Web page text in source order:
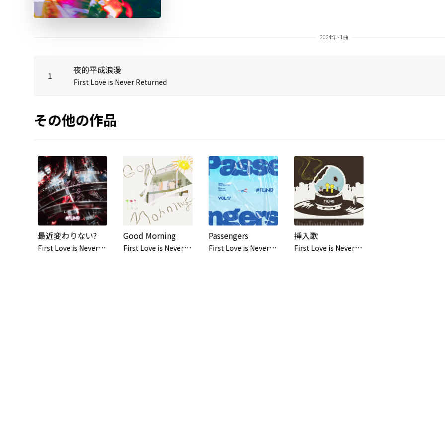
2024年 - 1曲
1 夜的平成浪漫
First Love is Never Returned
その他の作品
最近変わりない?
F
irst Love is Never Returned
Good Morning
F
irst Love is Never Returned
Passengers
F
irst Love is Never Returned
挿入歌
F
irst Love is Never Returned